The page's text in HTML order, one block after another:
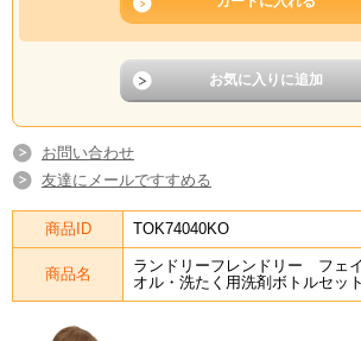
お問い合わせ
友達にメールですすめる
商品ID TOK74040KO
商品名
ランドリーフレンドリー フェ
オル・洗たく用洗剤ボトルセ